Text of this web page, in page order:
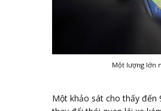
Một lượng lớn
Một khảo sát cho thấy đến